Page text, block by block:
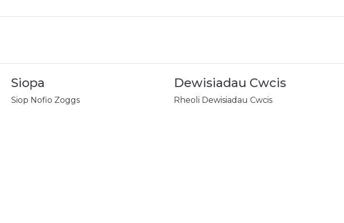
Siopa
Siop Nofio Zoggs
Dewisiadau Cwcis
Rheoli Dewisiadau Cwcis